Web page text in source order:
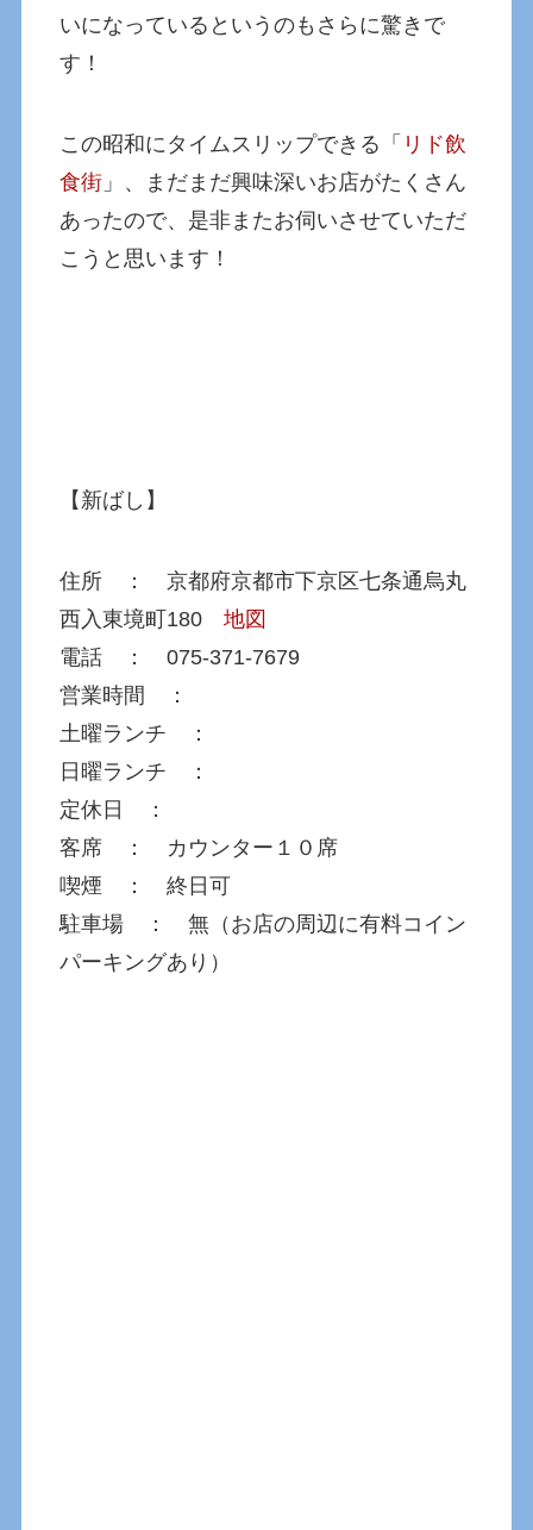
いになっているというのもさらに驚きで
す！
この昭和にタイムスリップできる「 リド飲
食街 」、まだまだ興味深いお店がたくさん
あったので、是非またお伺いさせていただ
こうと思います！
【新ばし】
住所 ： 京都府京都市下京区七条通烏丸
西入東境町180地図
電話 ： 075-371-7679
営業時間 ：
土曜ランチ ：
日曜ランチ ：
定休日 ：
客席 ： カウンター１０席
喫煙 ： 終日可
駐車場 ： 無（お店の周辺に有料コイン
パーキングあり）